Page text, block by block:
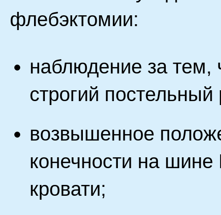
флебэктомии:
наблюдение за
строгий
возвышенное
конечности на
кровати;